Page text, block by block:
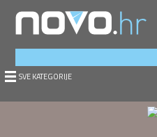
SVE KATEGORIJE